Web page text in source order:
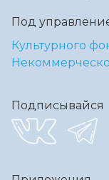
Под
Культурного
Подписывайся